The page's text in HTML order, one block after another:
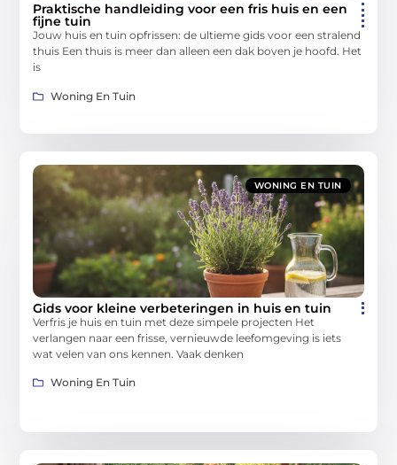
Praktische handleiding voor een fris huis en een
fijne tuin
Jouw huis en tuin opfrissen: de ultieme gids voor een stralend
thuis Een thuis is meer dan alleen een dak boven je hoofd. Het
is
Woning En Tuin
WONING EN TUIN
Gids voor kleine verbeteringen in huis en tuin
Verfris je huis en tuin met deze simpele projecten Het
verlangen naar een frisse, vernieuwde leefomgeving is iets
wat velen van ons kennen. Vaak denken
Woning En Tuin